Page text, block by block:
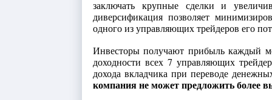
заключать крупные сделки и
диверсификация позволяет
одного из управляющих трейдеров его
Инвесторы получают прибыль каждый
доходности всех 7 управляющих
дохода вкладчика при переводе
компания не может предложить более